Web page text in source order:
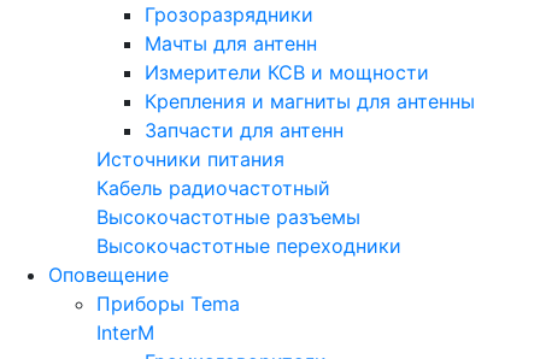
Грозоразрядники
Мачты для антенн
Измерители КСВ и мощности
Крепления и магниты для антенны
Запчасти для антенн
Источники питания
Кабель радиочастотный
Высокочастотные разъемы
Высокочастотные переходники
Оповещение
Приборы Tema
InterM